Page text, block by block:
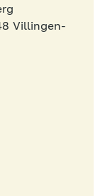
Villingen-